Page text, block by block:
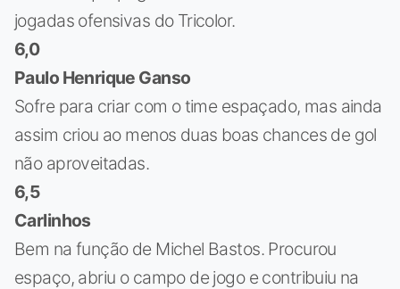
jogadas ofensivas do Tricolor.
6,0
Paulo Henrique Ganso
Sofre para criar com o time espaçado, mas ainda
assim criou ao menos duas boas chances de gol
não aproveitadas.
6,5
Carlinhos
Bem na função de Michel Bastos. Procurou
espaço, abriu o campo de jogo e contribuiu na